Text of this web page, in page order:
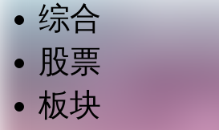
综合
股票
板块